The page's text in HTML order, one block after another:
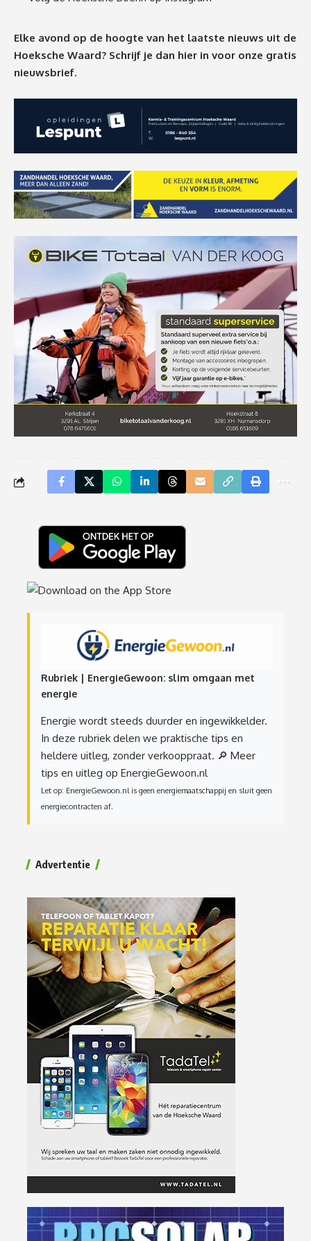
Elke avond op de hoogte van het laatste nieuws uit de
Hoeksche Waard? Schrijf je dan hier in voor onze gratis
nieuwsbrief.
Rubriek | EnergieGewoon: slim omgaan met
energie
Energie wordt steeds duurder en ingewikkelder.
In deze rubriek delen we praktische tips en
heldere uitleg, zonder verkooppraat. 🔎 Meer
tips en uitleg op EnergieGewoon.nl
Let op: EnergieGewoon.nl is geen energiemaatschappij en sluit geen
energiecontracten af.
Advertentie